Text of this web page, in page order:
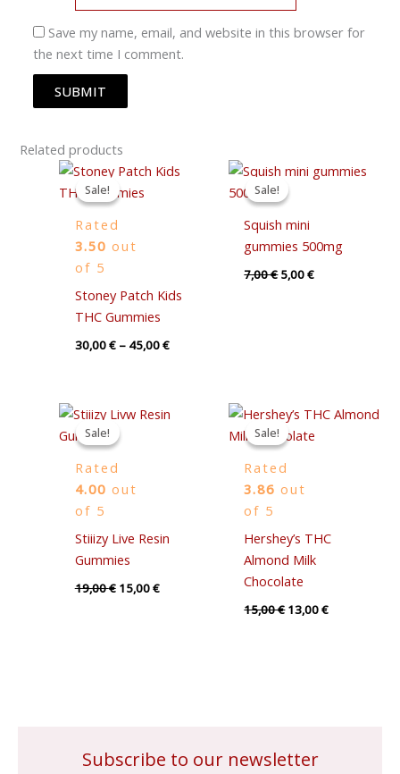
Save my name, email, and website in this browser for
the next time I comment.
Related products
Sale!
Sale!
Rated
3.50 out
of 5
Stoney Patch Kids
THC Gummies
30,00€ – 45,00€
Price
range:
Sale!
Sale!
Squish mini
gummies 500mg
7,00€
Original
price
was:
5,00€
Current
price
Sale!
Sale!
Rated
4.00 out
of 5
Stiiizy Live Resin
Gummies
19,00€
Original
price
was:
15,00€
Current
price
Sale!
Sale!
Rated
3.86 out
of 5
Hershey’s THC
Almond Milk
Chocolate
15,00€
Original
price
was:
13,00€
Current
price
Subscribe to our newsletter